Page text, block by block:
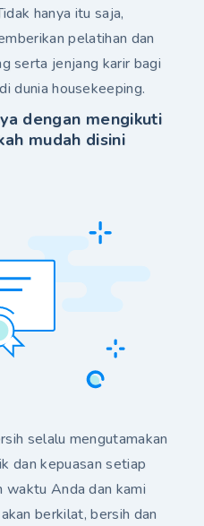
hanya itu saja,
pelatihan dan
serta jenjang karir bagi
dunia housekeeping.
dengan mengikuti
mudah disini
selalu mengutamakan
dan kepuasan setiap
waktu Anda dan kami
berkilat, bersih dan